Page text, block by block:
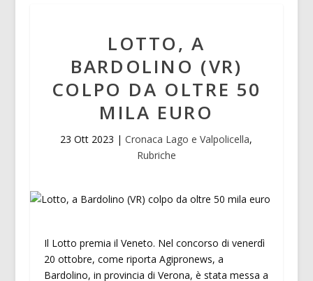
LOTTO, A
BARDOLINO (VR)
COLPO DA OLTRE 50
MILA EURO
23 Ott 2023 |Cronaca Lago e Valpolicella,
Rubriche
Il Lotto premia il Veneto. Nel concorso di venerdì
20 ottobre, come riporta Agipronews, a
Bardolino, in provincia di Verona, è stata messa a